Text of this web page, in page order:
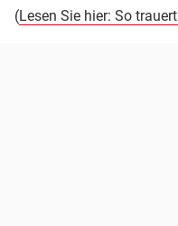
(Lesen Sie hier: So